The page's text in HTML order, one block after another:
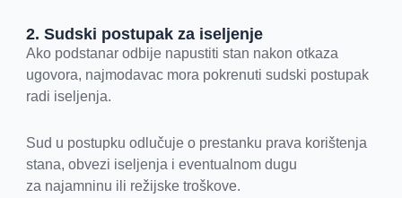
2. Sudski postupak za iseljenje
Ako podstanar odbije napustiti stan nakon otkaza
ugovora, najmodavac mora pokrenuti sudski postupak
radi iseljenja.
Sud u postupku odlučuje o prestanku prava korištenja
stana, obvezi iseljenja i eventualnom dugu
za najamninu ili režijske troškove.